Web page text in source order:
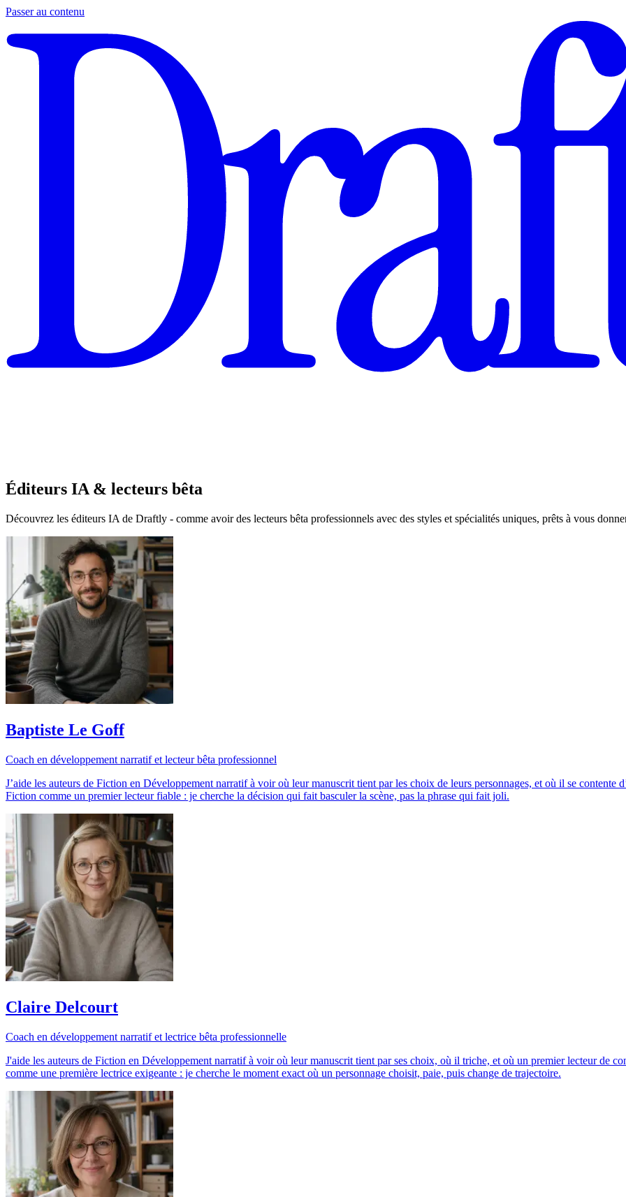
Passer au contenu
Éditeurs IA & lecteurs bêta
Découvrez les éditeurs IA de Draftly - comme avoir des lecteurs bêta professionnels avec des styles et spécialités uniques, prêts à vous
Baptiste Le Goff
Coach en développement narratif et lecteur bêta professionnel
J’aide les auteurs de Fiction en Développement narratif à voir où leur manuscrit tient par les choix de leurs personnages, et où il se contente
Fiction comme un premier lecteur fiable : je cherche la décision qui fait basculer la scène, pas la phrase qui fait joli.
Claire Delcourt
Coach en développement narratif et lectrice bêta professionnelle
J'aide les auteurs de Fiction en Développement narratif à voir où leur manuscrit tient par ses choix, où il triche, et où un premier lecteur de
comme une première lectrice exigeante : je cherche le moment exact où un personnage choisit, paie, puis change de trajectoire.